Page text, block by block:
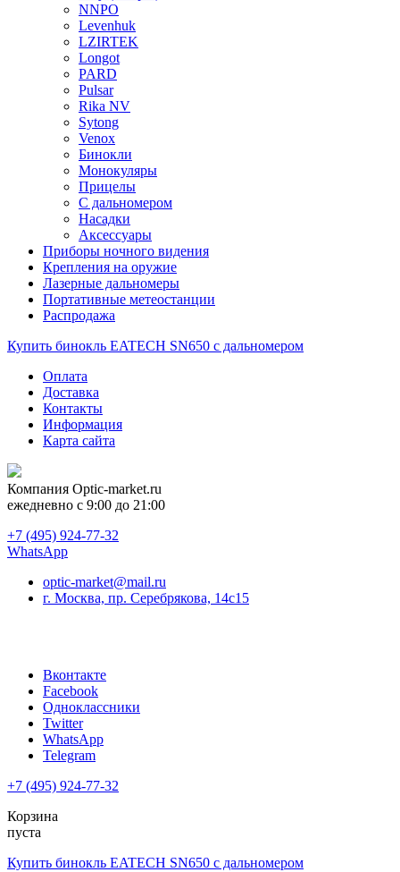
NNPO
Levenhuk
LZIRTEK
Longot
PARD
Pulsar
Rika NV
Sytong
Venox
Бинокли
Монокуляры
Прицелы
С дальномером
Насадки
Аксессуары
Приборы ночного видения
Крепления на оружие
Лазерные дальномеры
Портативные метеостанции
Распродажа
Купить бинокль EATECH SN650 с дальномером
Оплата
Доставка
Контакты
Информация
Карта сайта
Компания Optic-market.ru
ежедневно с 9:00 до 21:00
+7 (495) 924-77-32
WhatsApp
optic-market@mail.ru
г. Москва, пр. Серебрякова, 14с15
Вконтакте
Facebook
Одноклассники
Twitter
WhatsApp
Telegram
+7 (495) 924-77-32
Корзина
пуста
Купить бинокль EATECH SN650 с дальномером